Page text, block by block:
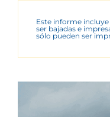
Este informe
ser bajadas e
sólo pueden ser